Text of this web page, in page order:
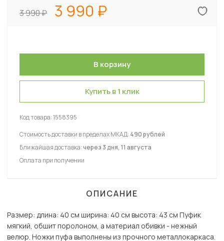
3 990 3 990
Купить в 1 клик
Код товара:1558395
Стоимость доставки в пределах МКАД: 490 рублей
Ближайшая доставка:через 3 дня, 11 августа
Оплата при получении
ОПИСАНИЕ
Размер: длина: 40 см ширина: 40 см высота: 43 см Пуфик
мягкий, обшит поролоном, а материал обивки - нежный
велюр. Ножки пуфа выполнены из прочного металлокаркаса.